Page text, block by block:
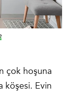
çok hoşuna
köşesi. Evin